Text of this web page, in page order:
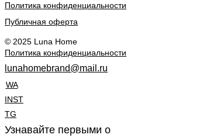
Политика конфиденциальности
Публичная оферта
© 2025 Luna Home
Политика конфиденциальности
lunahomebrand@mail.ru
WA
INST
TG
Узнавайте первыми о